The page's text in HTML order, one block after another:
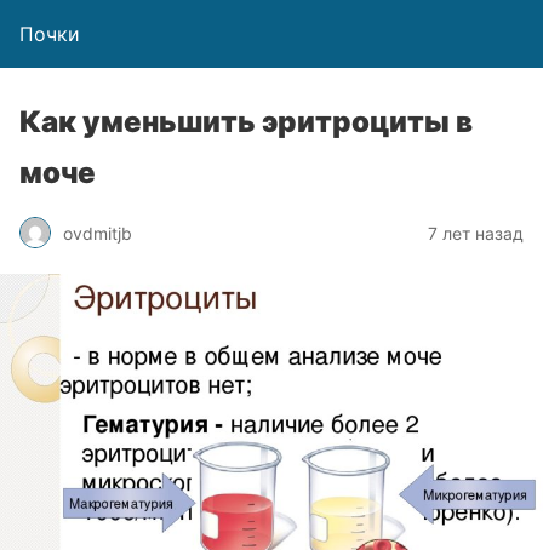
Почки
Как уменьшить эритроциты в
моче
ovdmitjb 7 лет назад